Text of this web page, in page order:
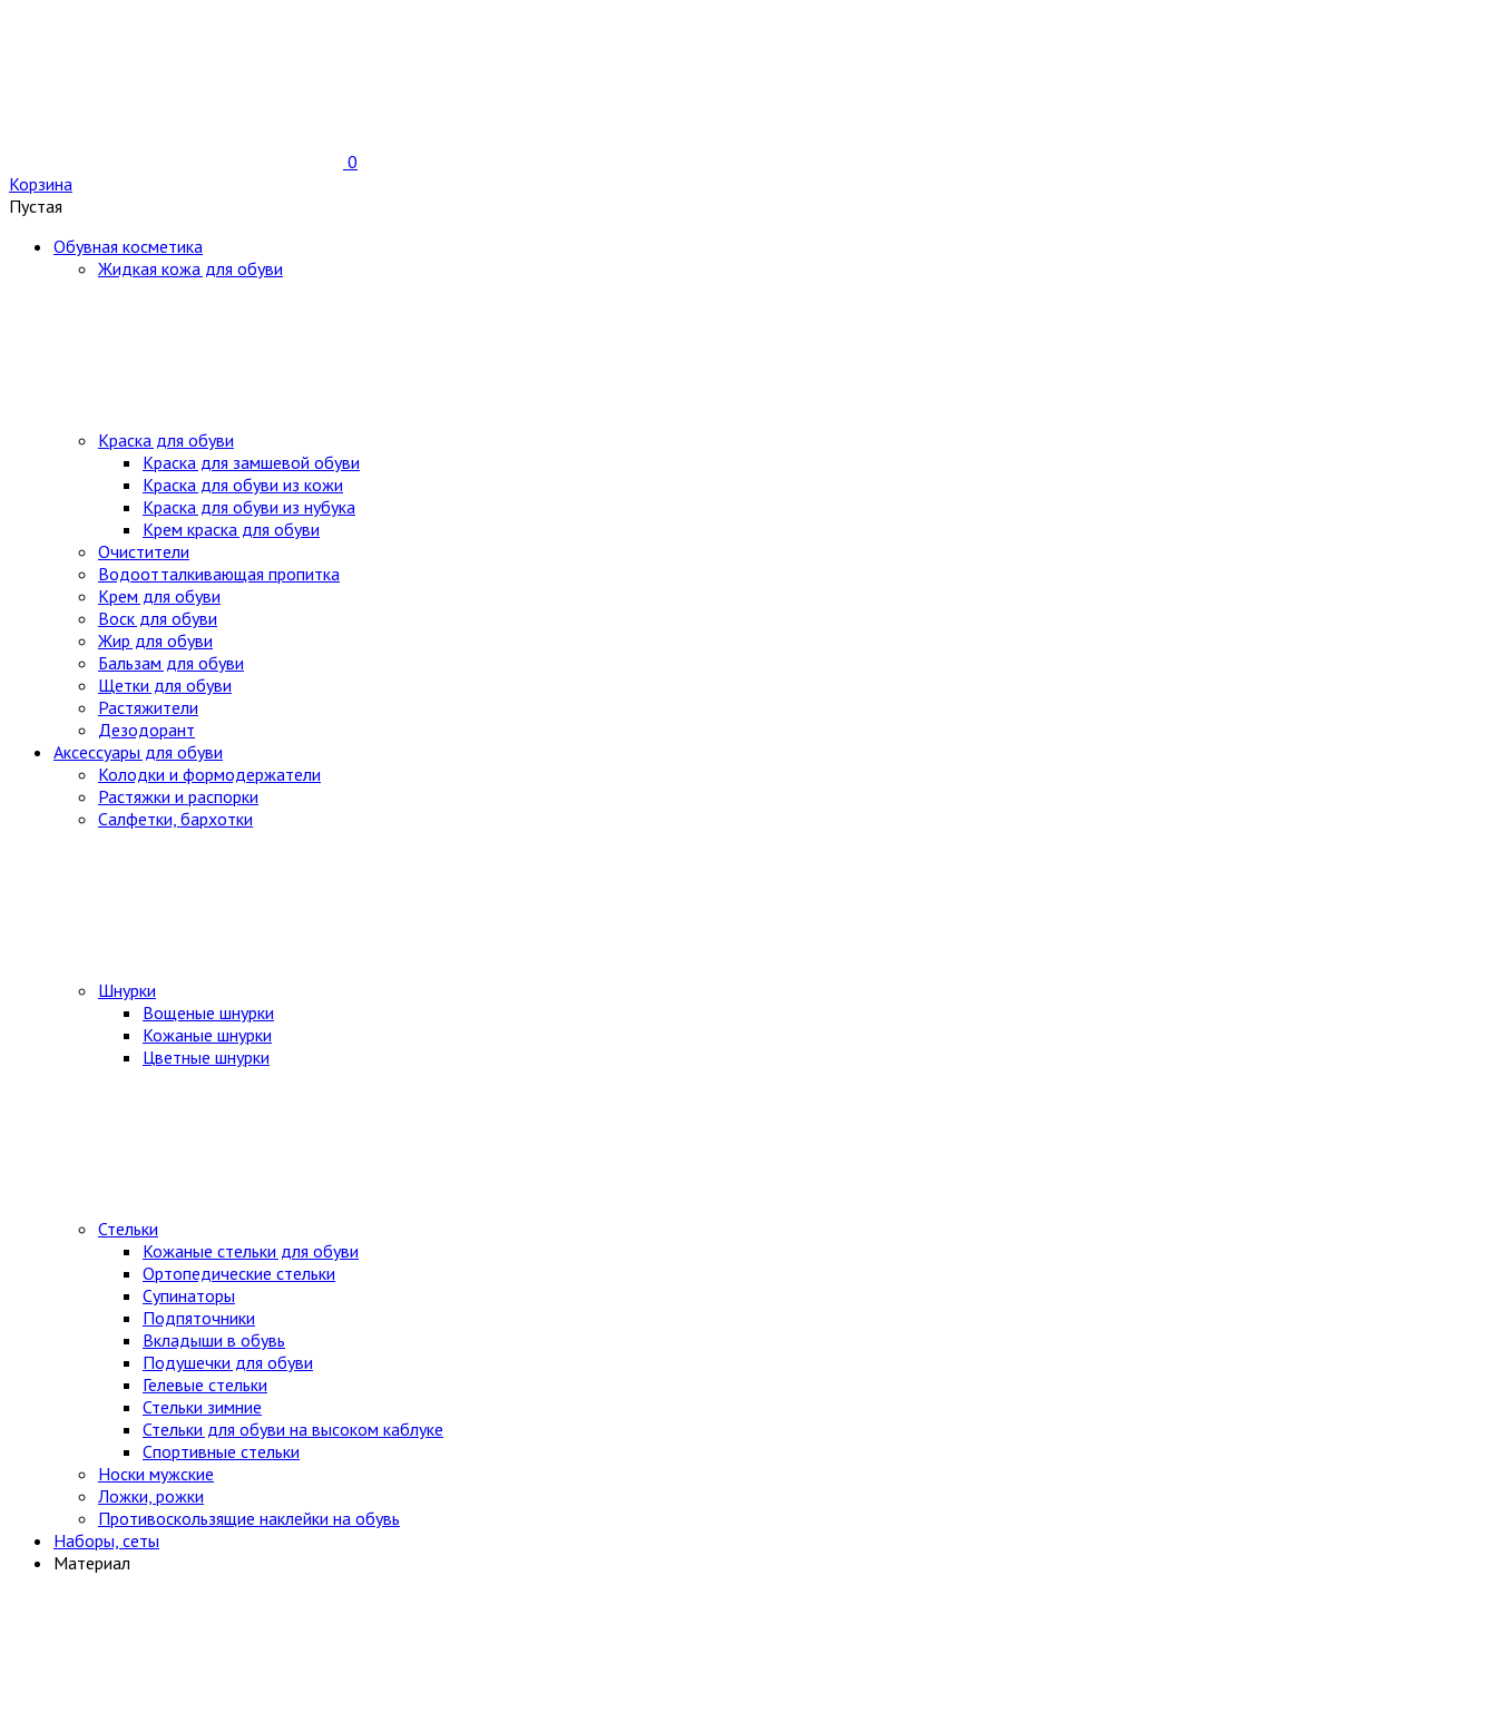
0
Корзина
Пустая
Обувная косметика
Жидкая кожа для обуви
Краска для обуви
Краска для замшевой обуви
Краска для обуви из кожи
Краска для обуви из нубука
Крем краска для обуви
Очистители
Водоотталкивающая пропитка
Крем для обуви
Воск для обуви
Жир для обуви
Бальзам для обуви
Щетки для обуви
Растяжители
Дезодорант
Аксессуары для обуви
Колодки и формодержатели
Растяжки и распорки
Салфетки, бархотки
Шнурки
Вощеные шнурки
Кожаные шнурки
Цветные шнурки
Стельки
Кожаные стельки для обуви
Ортопедические стельки
Супинаторы
Подпяточники
Вкладыши в обувь
Подушечки для обуви
Гелевые стельки
Стельки зимние
Стельки для обуви на высоком каблуке
Спортивные стельки
Носки мужские
Ложки, рожки
Противоскользящие наклейки на обувь
Наборы, сеты
Материал